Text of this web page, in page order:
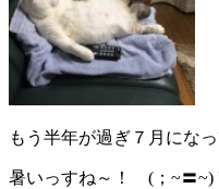
もう半年が過ぎ７月にな
暑いっすね～！ (；~〓~)